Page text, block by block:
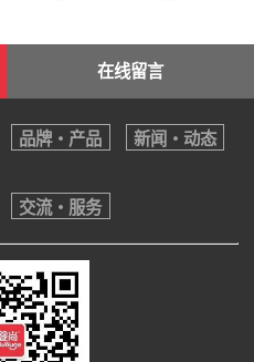
在线留言
品牌・产品 新闻・动态
交流・服务